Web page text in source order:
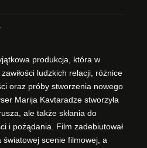
produkcja, która w
ludzkich relacji, różnice
oraz próby stworzenia nowego
Marija Kavtaradze stworzyła
ale także skłania do
i pożądania. Film zadebiutował
scenie filmowej, a